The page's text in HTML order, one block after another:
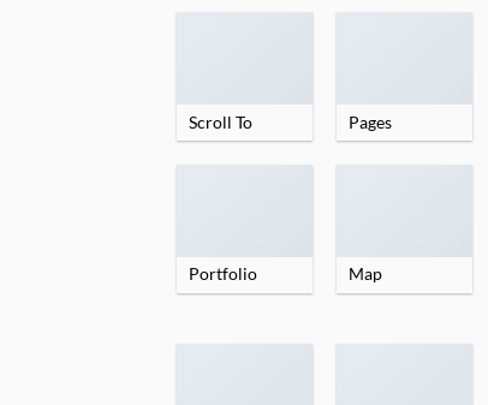
Scroll To Pages
Portfolio Map